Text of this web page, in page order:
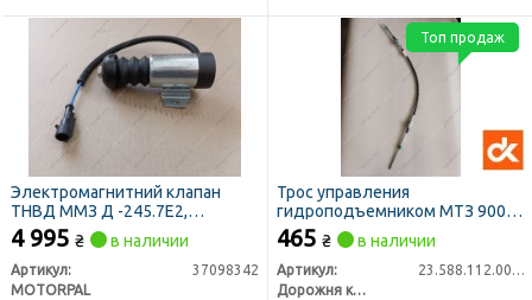
Электромагнитний клапан
ТНВД ММЗ Д -245.7Е2,
Д-245.9Е2, Д-245.5S2,
Д-260.4С2 (12 В) (Motorpal)
4 995 ₴ в наличии
Артикул:
37098342
MOTORPAL
Трос управления
гидроподъемником МТЗ 900
мм, ход 75 (ДК)
465 ₴ в наличии
Артикул:
23.588.112.00.01-01
Дорожня карта
Топ продаж